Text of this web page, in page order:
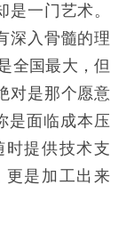
一门艺术。
深入骨髓的理
全国最大，但
对是那个愿意
是面临成本压
提供技术支
更是加工出来